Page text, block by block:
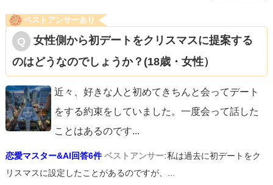
ベストアンサーあり
女性側から初デートをクリスマスに提案する
のはどうなのでしょうか？(18歳・女性）
近々、好きな人と初めてきちんと会ってデート
をする約束をしていました。一度会って話した
ことはあるのです...
恋愛マスター&AI回答6件 ベストアンサー:私は過去に初デートをク
リスマスに設定したことがあるのですが、...